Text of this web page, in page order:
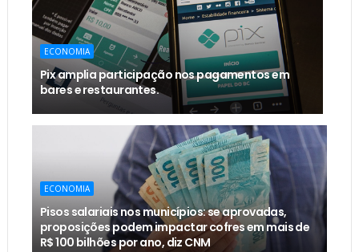
ECONOMIA
Pix amplia participação nos pagamentos em
bares e restaurantes.
ECONOMIA
Pisos salariais nos municípios: se aprovadas,
proposições podem impactar cofres em mais de
R$ 100 bilhões por ano, diz CNM